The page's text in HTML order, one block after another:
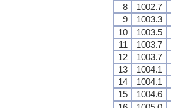
8
1002.7
9
1003.3
10
1003.5
11
1003.7
12
1003.7
13
1004.1
14
1004.1
15
1004.6